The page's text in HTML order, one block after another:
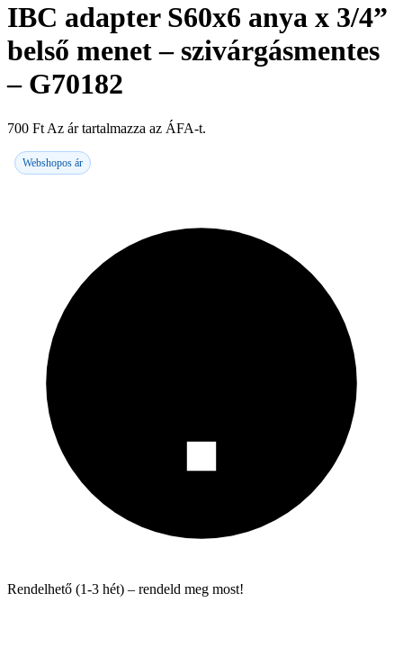
IBC adapter S60x6 anya x 3/4”
belső menet – szivárgásmentes
– G70182
700 Ft Az ár tartalmazza az ÁFA-t.
Webshopos ár
Rendelhető (1-3 hét) – rendeld meg most!